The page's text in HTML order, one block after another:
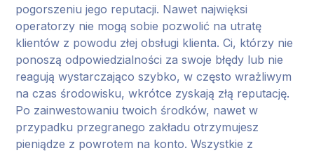
pogorszeniu jego reputacji. Nawet najwięksi
operatorzy nie mogą sobie pozwolić na utratę
klientów z powodu złej obsługi klienta. Ci, którzy nie
ponoszą odpowiedzialności za swoje błędy lub nie
reagują wystarczająco szybko, w często wrażliwym
na czas środowisku, wkrótce zyskają złą reputację.
Po zainwestowaniu twoich środków, nawet w
przypadku przegranego zakładu otrzymujesz
pieniądze z powrotem na konto. Wszystkie z